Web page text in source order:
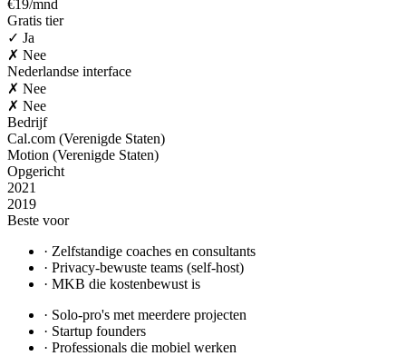
€19/mnd
Gratis tier
✓ Ja
✗ Nee
Nederlandse interface
✗ Nee
✗ Nee
Bedrijf
Cal.com (Verenigde Staten)
Motion (Verenigde Staten)
Opgericht
2021
2019
Beste voor
· Zelfstandige coaches en consultants
· Privacy-bewuste teams (self-host)
· MKB die kostenbewust is
· Solo-pro's met meerdere projecten
· Startup founders
· Professionals die mobiel werken